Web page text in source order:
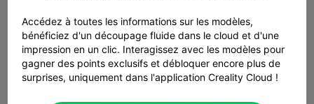
Accédez à toutes les informations sur les modèles,
bénéficiez d'un découpage fluide dans le cloud et d'une
impression en un clic. Interagissez avec les modèles pour
gagner des points exclusifs et débloquer encore plus de
surprises, uniquement dans l'application Creality Cloud !